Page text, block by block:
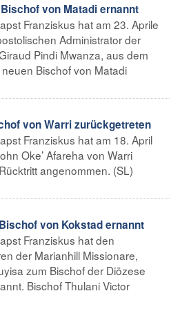
Bischof von Matadi ernannt
Franziskus hat am 23. Aprile
Administrator der
Pindi Mwanza, aus dem
Bischof von Matadi
von Warri zurückgetreten
Franziskus hat am 18. April
Oke’ Afareha von Warri
angenommen. (SL)
von Kokstad ernannt
Franziskus hat den
der Marianhill Missionare,
zum Bischof der Diözese
Bischof Thulani Victor